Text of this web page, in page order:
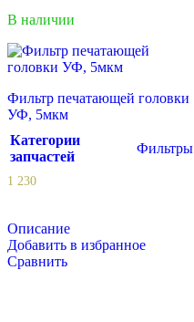
В наличии
Фильтр печатающей головки
УФ, 5мкм
Категории
запчастей
Фильтры
1 230
Описание
Добавить в избранное
Сравнить